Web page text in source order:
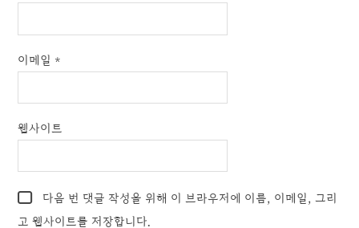
이메일 *
웹사이트
다음 번 댓글 작성을 위해 이 브라우저에 이름, 이메일, 그리
고 웹사이트를 저장합니다.